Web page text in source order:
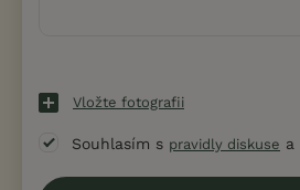
Vložte fotografii
Souhlasím s pravidly diskuse a